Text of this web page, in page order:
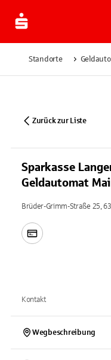
Standorte
Zurück zur Liste
Sparkasse
Geldautomat
Brüder-Grimm-Straße 25,
Kontakt
Wegbeschreibung